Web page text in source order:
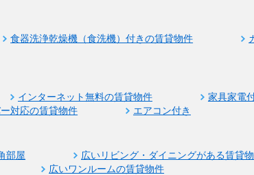
食器洗浄乾燥機（食洗機）付きの賃貸物件
インターネット無料の賃貸物件
家具家電
対応の賃貸物件 エアコン付き
部屋 広いリビング・ダイニングがある賃貸
広いワンルームの賃貸物件